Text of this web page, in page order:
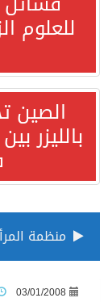
للعلوم
الصين
بالليزر
03/01/2008